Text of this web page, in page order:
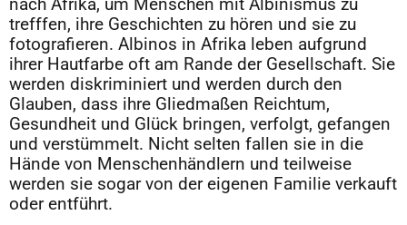
nach Afrika, um Menschen mit Albinismus zu
trefffen, ihre Geschichten zu hören und sie zu
fotografieren. Albinos in Afrika leben aufgrund
ihrer Hautfarbe oft am Rande der Gesellschaft. Sie
werden diskriminiert und werden durch den
Glauben, dass ihre Gliedmaßen Reichtum,
Gesundheit und Glück bringen, verfolgt, gefangen
und verstümmelt. Nicht selten fallen sie in die
Hände von Menschenhändlern und teilweise
werden sie sogar von der eigenen Familie verkauft
oder entführt.